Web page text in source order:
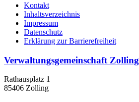
Kontakt
Inhaltsverzeichnis
Impressum
Datenschutz
Erklärung zur Barrierefreiheit
Verwaltungsgemeinschaft Zolling
Rathausplatz 1
85406 Zolling